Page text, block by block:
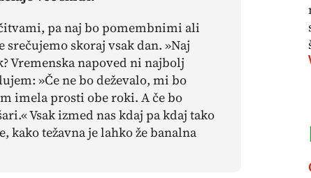
pa naj bo pomembnimi ali
skoraj vsak dan. »Naj
Vremenska napoved ni najbolj
»Če ne bo deževalo, mi bo
imela prosti obe roki. A če bo
Vsak izmed nas kdaj pa kdaj tako
težavna je lahko že banalna